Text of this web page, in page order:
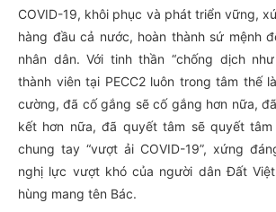
COVID-19, khôi phục và phát triển vững,
hàng đầu cả nước, hoàn thành sứ mệnh
nhân dân. Với tinh thần “chống dịch
thành viên tại PECC2 luôn trong tâm thế
cường, đã cố gắng sẽ cố gắng hơn nữa,
kết hơn nữa, đã quyết tâm sẽ quyết
chung tay “vượt ải COVID-19”, xứng
nghị lực vượt khó của người dân Đất
hùng mang tên Bác.